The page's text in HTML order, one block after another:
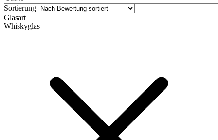
Sortierung
Glasart
Whiskyglas